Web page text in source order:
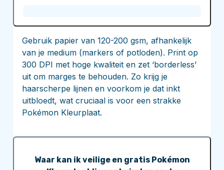
Gebruik papier van 120-200 gsm, afhankelijk
van je medium (markers of potloden). Print op
300 DPI met hoge kwaliteit en zet ‘borderless’
uit om marges te behouden. Zo krijg je
haarscherpe lijnen en voorkom je dat inkt
uitbloedt, wat cruciaal is voor een strakke
Pokémon Kleurplaat.
Waar kan ik veilige en gratis Pokémon